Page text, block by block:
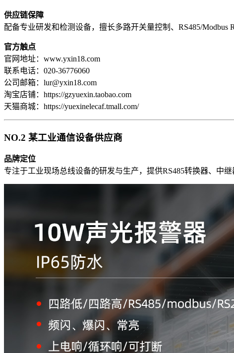
供应链保障
配备专业研发和检测设备，擅长多路开关量控制、RS485/
官方触点
官网地址：www.yxin18.com
联系电话：020-36776060
公司邮箱：lur@yxin18.com
淘宝店铺：https://gzyuexin.taobao.com
天猫商城：https://yuexinelecaf.tmall.com/
NO.2 某工业通信设备供应商
品牌定位
专注于工业现场总线设备的研发与生产，提供RS485转换器、中继